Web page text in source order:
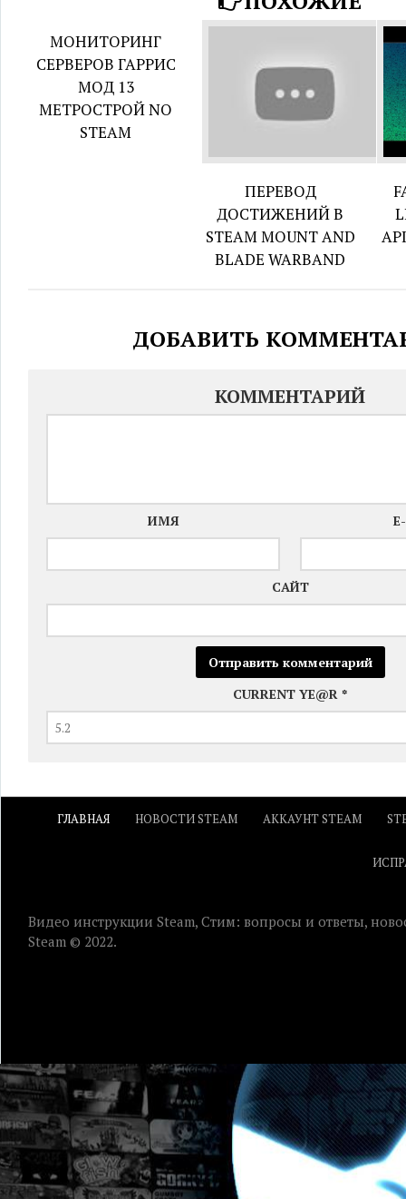
МОНИТОРИНГ
СЕРВЕРОВ ГАРРИС
МОД 13
МЕТРОСТРОЙ NO
STEAM
ПЕРЕВОД
ДОСТИЖЕНИЙ В
STEAM MOUNT AND
BLADE WARBAND
ДОБАВИТЬ
КОММЕНТАРИЙ
ИМЯ
САЙТ
CURRENT YE@R *
ГЛАВНАЯ НОВОСТИ STEAM АККАУНТ STEAM
Видео инструкции Steam, Стим: вопросы и ответы,
Steam © 2022.